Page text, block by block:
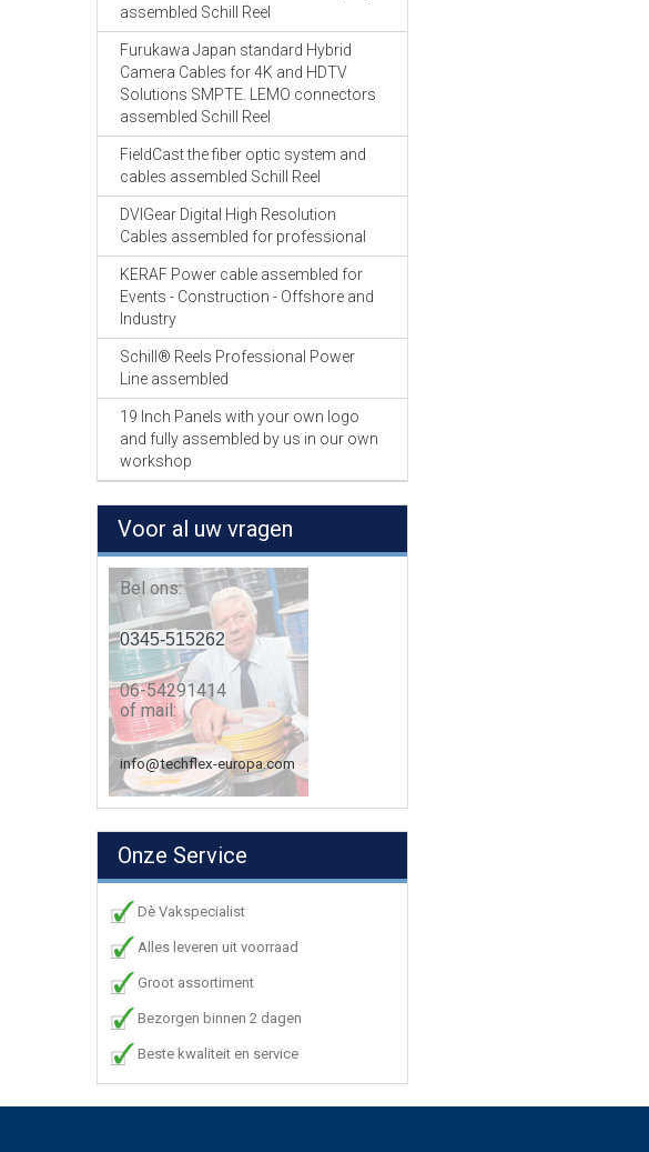
assembled Schill Reel
Furukawa Japan standard Hybrid
Camera Cables for 4K and HDTV
Solutions SMPTE. LEMO connectors
assembled Schill Reel
FieldCast the fiber optic system and
cables assembled Schill Reel
DVIGear Digital High Resolution
Cables assembled for professional
KERAF Power cable assembled for
Events - Construction - Offshore and
Industry
Schill® Reels Professional Power
Line assembled
19 Inch Panels with your own logo
and fully assembled by us in our own
workshop
Voor al uw vragen
Bel ons:
0345-515262
06-54291414
of mail:
info@techflex-europa.com
Onze Service
Dè Vakspecialist
Alles leveren uit voorraad
Groot assortiment
Bezorgen binnen 2 dagen
Beste kwaliteit en service